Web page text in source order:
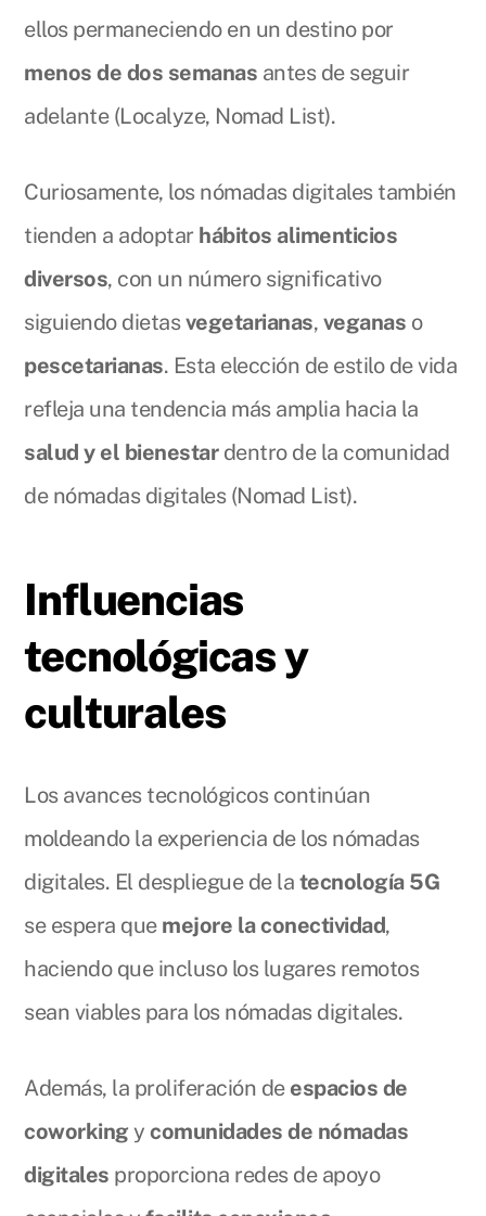
ellos permaneciendo en un destino por
menos de dos semanas antes de seguir
adelante (Localyze, Nomad List).
Curiosamente, los nómadas digitales también
tienden a adoptar hábitos alimenticios
diversos, con un número significativo
siguiendo dietasvegetarianas, veganas o
pescetarianas. Esta elección de estilo de vida
refleja una tendencia más amplia hacia la
salud y el bienestardentro de la comunidad
de nómadas digitales (Nomad List).
Influencias
tecnológicas y
culturales
Los avances tecnológicos continúan
moldeando la experiencia de los nómadas
digitales. El despliegue de la tecnología 5G
se espera que mejore la conectividad,
haciendo que incluso los lugares remotos
sean viables para los nómadas digitales.
Además, la proliferación de espacios de
coworking ycomunidades de nómadas
digitales proporciona redes de apoyo